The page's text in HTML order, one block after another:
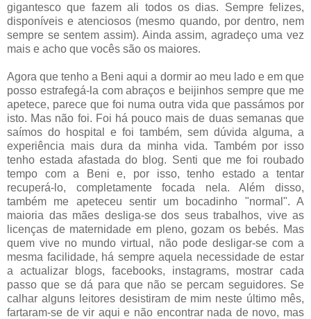
gigantesco que fazem ali todos os dias. Sempre felizes,
disponíveis e atenciosos (mesmo quando, por dentro, nem
sempre se sentem assim). Ainda assim, agradeço uma vez
mais e acho que vocês são os maiores.
Agora que tenho a Beni aqui a dormir ao meu lado e em que
posso estrafegá-la com abraços e beijinhos sempre que me
apetece, parece que foi numa outra vida que passámos por
isto. Mas não foi. Foi há pouco mais de duas semanas que
saímos do hospital e foi também, sem dúvida alguma, a
experiência mais dura da minha vida. Também por isso
tenho estada afastada do blog. Senti que me foi roubado
tempo com a Beni e, por isso, tenho estado a tentar
recuperá-lo, completamente focada nela. Além disso,
também me apeteceu sentir um bocadinho "normal". A
maioria das mães desliga-se dos seus trabalhos, vive as
licenças de maternidade em pleno, gozam os bebés. Mas
quem vive no mundo virtual, não pode desligar-se com a
mesma facilidade, há sempre aquela necessidade de estar
a actualizar blogs, facebooks, instagrams, mostrar cada
passo que se dá para que não se percam seguidores. Se
calhar alguns leitores desistiram de mim neste último mês,
fartaram-se de vir aqui e não encontrar nada de novo, mas